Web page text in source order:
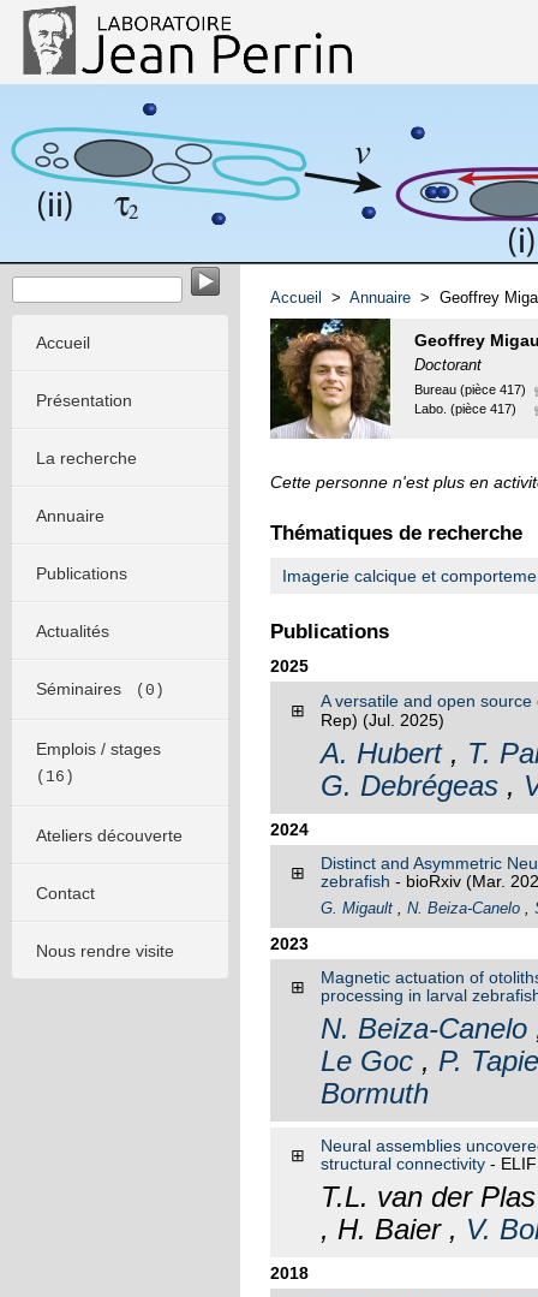
Accueil
Présentation
La recherche
Annuaire
Publications
Actualités
Séminaires (0)
Emplois / stages
(16)
Ateliers découverte
Contact
Nous rendre visite
Accueil > Annuaire > Geoffrey
Geoffrey
Doctorant
Bureau (pièce 417)
Labo. (pièce 417)
Cette personne n'est plus en
Thématiques de recherche
Imagerie calcique et
Publications
2025
⊞
A versatile and open
Rep) (Jul. 2025)
A. Hubert, T.
G. Debrégeas ,
2024
⊞
Distinct and Asymmetric
zebrafish - bioRxiv (Mar.
G. Migault , N. Beiza-Canelo ,
2023
⊞
Magnetic actuation of
processing in larval
N. Beiza-Canelo
Le Goc , P. Tapie
Bormuth
⊞
Neural assemblies
structural connectivity -
T.L. van der
, H. Baier , V.
2018